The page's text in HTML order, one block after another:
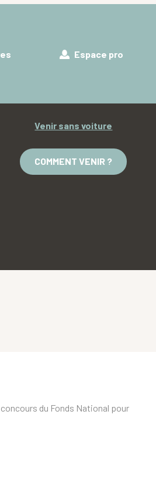
Espace pro
Venir sans voiture
COMMENT VENIR ?
du Fonds National pour